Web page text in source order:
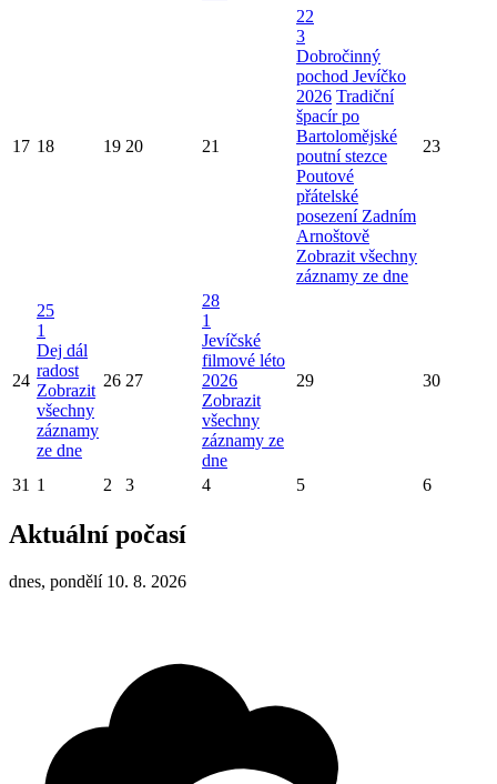
17 18 19 20 21
22
3
Dobročinný
pochod Jevíčko
2026 Tradiční
špacír po
Bartolomějské
poutní stezce
Poutové
přátelské
posezení Zadním
Arnoštově
Zobrazit všechny
záznamy ze dne
23
24
25
1
Dej dál
radost
Zobrazit
všechny
záznamy
ze dne
26 27
28
1
Jevíčské
filmové léto
2026
Zobrazit
všechny
záznamy ze
dne
29 30
31 1 2 3 4 5 6
Aktuální počasí
dnes, pondělí 10. 8. 2026